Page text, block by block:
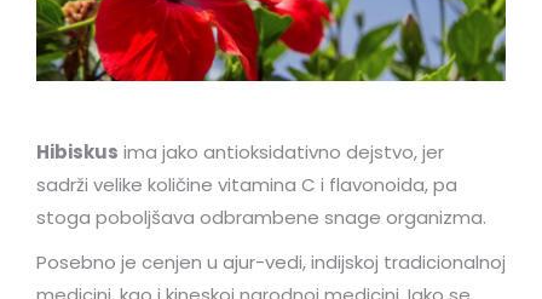
Hibiskus ima jako antioksidativno dejstvo, jer
sadrži velike količine vitamina C i flavonoida, pa
stoga poboljšava odbrambene snage organizma.
Posebno je cenjen u ajur-vedi, indijskoj tradicionalnoj